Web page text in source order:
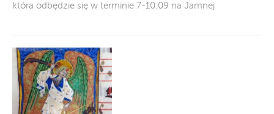
która odbędzie się w terminie 7-10.09 na Jamnej